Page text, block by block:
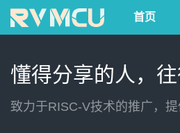
首页
懂得分享的人，
致力于RISC-V技术的推广，